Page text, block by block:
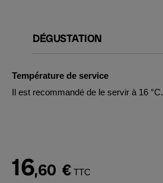
DÉGUSTATION
Température de service
Il est recommandé de le servir à 16 °C.
16,60 € TTC